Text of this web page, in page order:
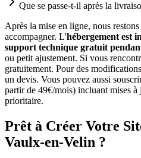
Que se passe-t-il après la
Après la mise en ligne, nous
accompagner. L'hébergement est
support technique gratuit
ou petit ajustement. Si vous
gratuitement. Pour des
un devis. Vous pouvez aussi
partir de 49€/mois) incluant mises à
prioritaire.
Prêt à Créer Votre
Vaulx-en-Velin ?